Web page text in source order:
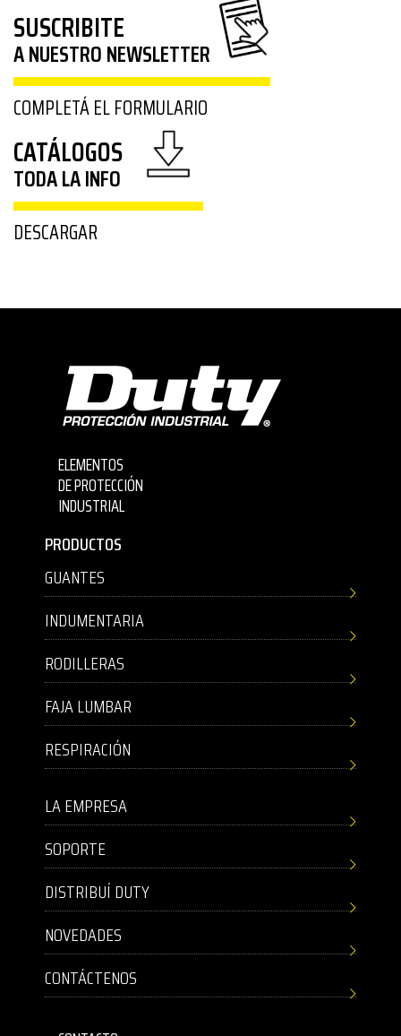
SUSCRIBITE
A NUESTRO NEWSLETTER
COMPLETÁ EL FORMULARIO
CATÁLOGOS
TODA LA INFO
DESCARGAR
ELEMENTOS
DE PROTECCIÓN
INDUSTRIAL
PRODUCTOS
GUANTES
INDUMENTARIA
RODILLERAS
FAJA LUMBAR
RESPIRACIÓN
LA EMPRESA
SOPORTE
DISTRIBUÍ DUTY
NOVEDADES
CONTÁCTENOS